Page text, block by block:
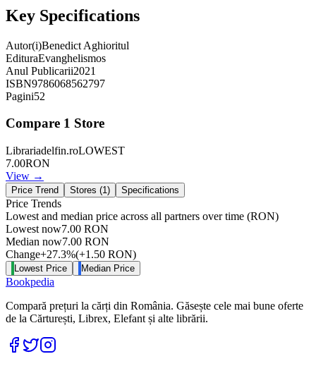
Key Specifications
Autor(i)Benedict Aghioritul
EdituraEvanghelismos
Anul Publicarii2021
ISBN9786068562797
Pagini52
Compare 1 Store
Librariadelfin.roLOWEST
7.00RON
View →
Price Trend Stores (1 ) Specifications
Price Trends
Lowest and median price across all partners over time (RON)
Lowest now7.00 RON
Median now7.00 RON
Change+27.3%(+1.50 RON)
Lowest Price Median Price
Bookpedia
Compară prețuri la cărți din România. Găsește cele mai bune oferte
de la Cărturești, Librex, Elefant și alte librării.
Facebook
Twitter